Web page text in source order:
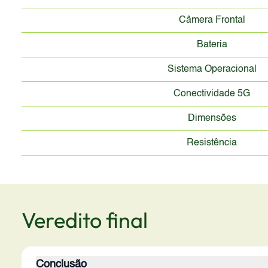
Câmera Frontal
Bateria
Sistema Operacional
Conectividade 5G
Dimensões
Resistência
Veredito final
Conclusão